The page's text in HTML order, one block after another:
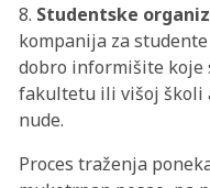
8. Studentske
kompanija za
dobro informišite koje
fakultetu ili višoj školi
nude.
Proces traženja